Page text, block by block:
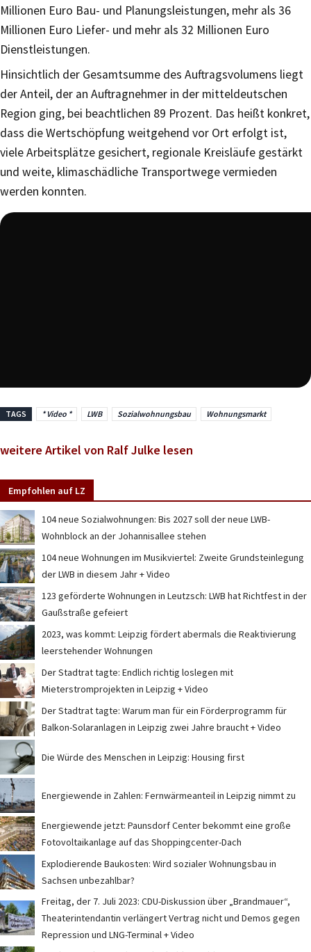
Millionen Euro Bau- und Planungsleistungen, mehr als 36
Millionen Euro Liefer- und mehr als 32 Millionen Euro
Dienstleistungen.
Hinsichtlich der Gesamtsumme des Auftragsvolumens liegt
der Anteil, der an Auftragnehmer in der mitteldeutschen
Region ging, bei beachtlichen 89 Prozent. Das heißt konkret,
dass die Wertschöpfung weitgehend vor Ort erfolgt ist,
viele Arbeitsplätze gesichert, regionale Kreisläufe gestärkt
und weite, klimaschädliche Transportwege vermieden
werden konnten.
TAGS * Video * LWB Sozialwohnungsbau Wohnungsmarkt
weitere Artikel von Ralf Julke lesen
Empfohlen auf LZ
104 neue Sozialwohnungen: Bis 2027 soll der neue LWB-
Wohnblock an der Johannisallee stehen
104 neue Wohnungen im Musikviertel: Zweite Grundsteinlegung
der LWB in diesem Jahr + Video
123 geförderte Wohnungen in Leutzsch: LWB hat Richtfest in der
Gaußstraße gefeiert
2023, was kommt: Leipzig fördert abermals die Reaktivierung
leerstehender Wohnungen
Der Stadtrat tagte: Endlich richtig loslegen mit
Mieterstromprojekten in Leipzig + Video
Der Stadtrat tagte: Warum man für ein Förderprogramm für
Balkon-Solaranlagen in Leipzig zwei Jahre braucht + Video
Die Würde des Menschen in Leipzig: Housing first
Energiewende in Zahlen: Fernwärmeanteil in Leipzig nimmt zu
Energiewende jetzt: Paunsdorf Center bekommt eine große
Fotovoltaikanlage auf das Shoppingcenter-Dach
Explodierende Baukosten: Wird sozialer Wohnungsbau in
Sachsen unbezahlbar?
Freitag, der 7. Juli 2023: CDU-Diskussion über „Brandmauer“,
Theaterintendantin verlängert Vertrag nicht und Demos gegen
Repression und LNG-Terminal + Video